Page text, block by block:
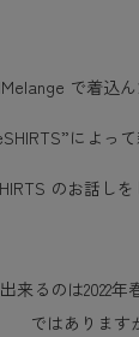
で着込ん
によっ
のお話しを
来るのは2022
ではあります